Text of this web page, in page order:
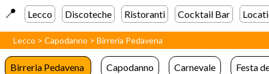
📍️ Lecco Discoteche Ristoranti Cocktail Bar
Lecco >Capodanno >Birreria Pedavena
Birreria Pedavena Capodanno Carnevale Festa